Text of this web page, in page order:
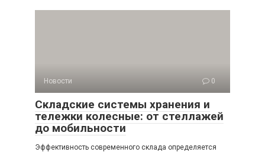
Новости 0
Складские системы хранения и
тележки колесные: от стеллажей
до мобильности
Эффективность современного склада определяется